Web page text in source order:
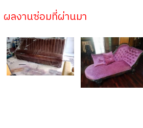
ผลงานซ่อมที่ผ่านมา